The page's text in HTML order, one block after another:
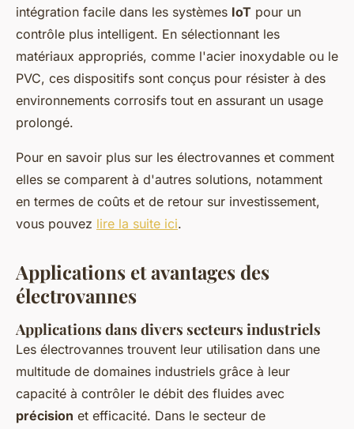
intégration facile dans les systèmes IoT pour un
contrôle plus intelligent. En sélectionnant les
matériaux appropriés, comme l'acier inoxydable ou le
PVC, ces dispositifs sont conçus pour résister à des
environnements corrosifs tout en assurant un usage
prolongé.
Pour en savoir plus sur les électrovannes et comment
elles se comparent à d'autres solutions, notamment
en termes de coûts et de retour sur investissement,
vous pouvez lire la suite ici.
Applications et avantages des
électrovannes
Applications dans divers secteurs industriels
Les électrovannes trouvent leur utilisation dans une
multitude de domaines industriels grâce à leur
capacité à contrôler le débit des fluides avec
précision et efficacité. Dans le secteur de